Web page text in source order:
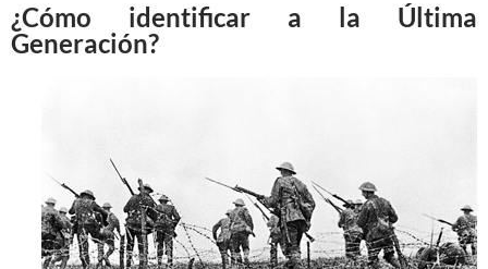
¿Cómo identificar a la Última
Generación?